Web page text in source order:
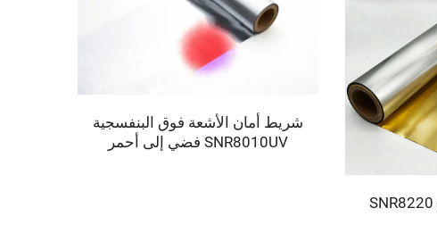
شريط أمان الأشعة فوق البنفسجية
SNR8010UV فضي إلى أحمر